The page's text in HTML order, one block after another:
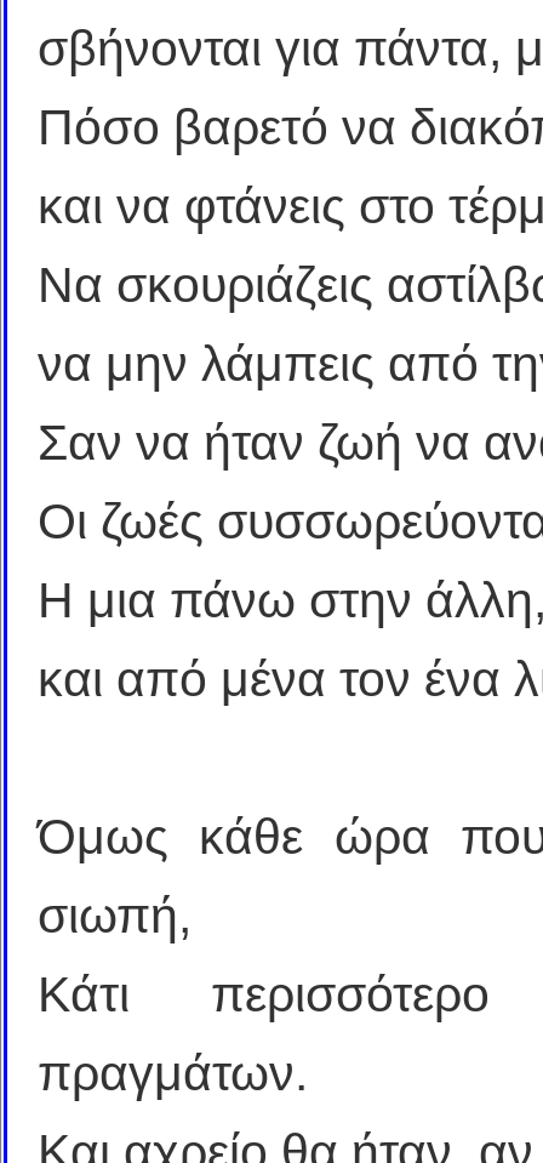
σβήνονται για πάντα,
Πόσο βαρετό να
και να φτάνεις στο
Να σκουριάζεις
να μην λάμπεις από
Σαν να ήταν ζωή να
Οι ζωές
Η μια πάνω στην άλλη,
και από μένα τον ένα
Όμως κάθε ώρα που
σιωπή,
Κάτι
πραγμάτων.